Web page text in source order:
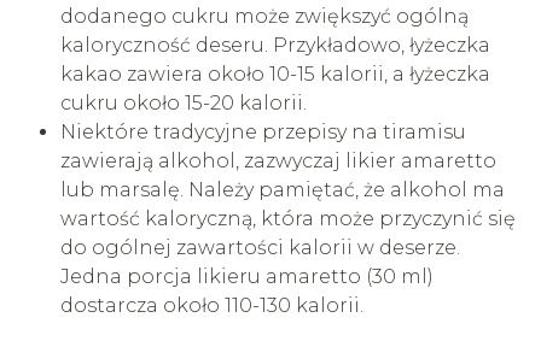
dodanego cukru może zwiększyć ogólną
kaloryczność deseru. Przykładowo, łyżeczka
kakao zawiera około 10-15 kalorii, a łyżeczka
cukru około 15-20 kalorii.
Niektóre tradycyjne przepisy na tiramisu
zawierają alkohol, zazwyczaj likier amaretto
lub marsalę. Należy pamiętać, że alkohol ma
wartość kaloryczną, która może przyczynić się
do ogólnej zawartości kalorii w deserze.
Jedna porcja likieru amaretto (30 ml)
dostarcza około 110-130 kalorii.